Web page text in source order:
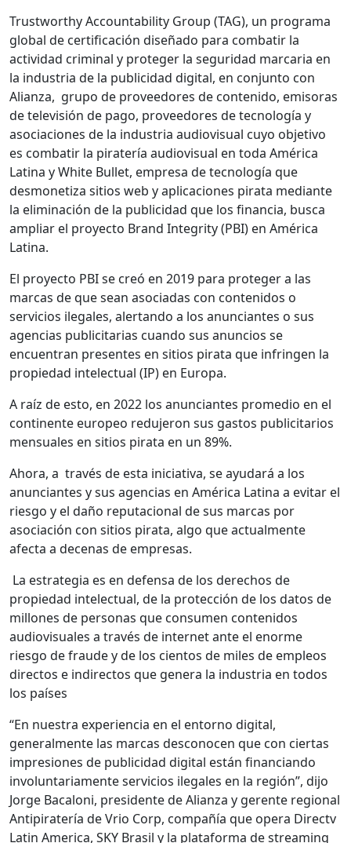
Trustworthy Accountability Group (TAG), un programa
global de certificación diseñado para combatir la
actividad criminal y proteger la seguridad marcaria en
la industria de la publicidad digital, en conjunto con
Alianza, grupo de proveedores de contenido, emisoras
de televisión de pago, proveedores de tecnología y
asociaciones de la industria audiovisual cuyo objetivo
es combatir la piratería audiovisual en toda América
Latina y White Bullet, empresa de tecnología que
desmonetiza sitios web y aplicaciones pirata mediante
la eliminación de la publicidad que los financia, busca
ampliar el proyecto Brand Integrity (PBI) en América
Latina.
El proyecto PBI se creó en 2019 para proteger a las
marcas de que sean asociadas con contenidos o
servicios ilegales, alertando a los anunciantes o sus
agencias publicitarias cuando sus anuncios se
encuentran presentes en sitios pirata que infringen la
propiedad intelectual (IP) en Europa.
A raíz de esto, en 2022 los anunciantes promedio en el
continente europeo redujeron sus gastos publicitarios
mensuales en sitios pirata en un 89%.
Ahora, a través de esta iniciativa, se ayudará a los
anunciantes y sus agencias en América Latina a evitar el
riesgo y el daño reputacional de sus marcas por
asociación con sitios pirata, algo que actualmente
afecta a decenas de empresas.
La estrategia es en defensa de los derechos de
propiedad intelectual, de la protección de los datos de
millones de personas que consumen contenidos
audiovisuales a través de internet ante el enorme
riesgo de fraude y de los cientos de miles de empleos
directos e indirectos que genera la industria en todos
los países
“En nuestra experiencia en el entorno digital,
generalmente las marcas desconocen que con ciertas
impresiones de publicidad digital están financiando
involuntariamente servicios ilegales en la región”, dijo
Jorge Bacaloni, presidente de Alianza y gerente regional
Antipiratería de Vrio Corp, compañía que opera Directv
Latin America, SKY Brasil y la plataforma de streaming